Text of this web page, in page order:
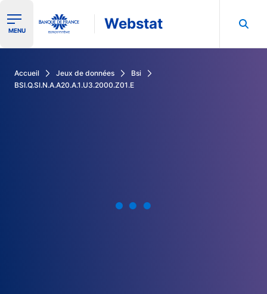
Ouvrir le menu de navigation
MENU Webstat
Accueil Jeux de données
Bsi
BSI.Q.SI.N.A.A20.A.1.U3.2000.Z01.E